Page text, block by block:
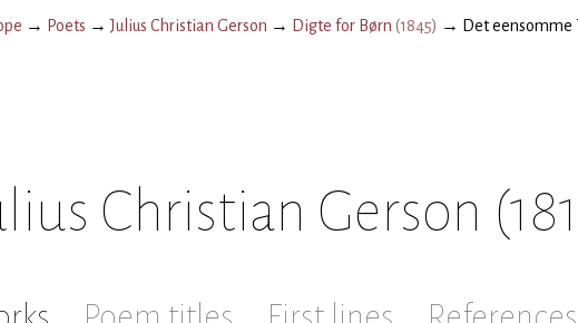
→ Poets →Julius Christian Gerson → Digte for Børn (1845) → Det eensomme
Christian Gerson